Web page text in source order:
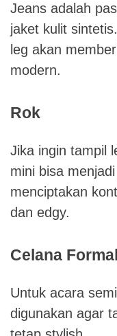
Jeans adalah
jaket kulit
leg akan
modern.
Rok
Jika ingin tampil
mini bisa
menciptakan
dan edgy.
Celana Formal
Untuk acara
digunakan agar